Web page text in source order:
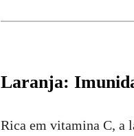
Laranja:
Rica em vitamina C, a